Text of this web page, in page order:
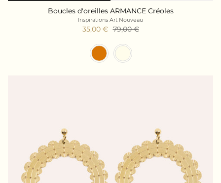
Boucles d'oreilles ARMANCE Créoles
Inspirations Art Nouveau
35,00 € 79,00 €